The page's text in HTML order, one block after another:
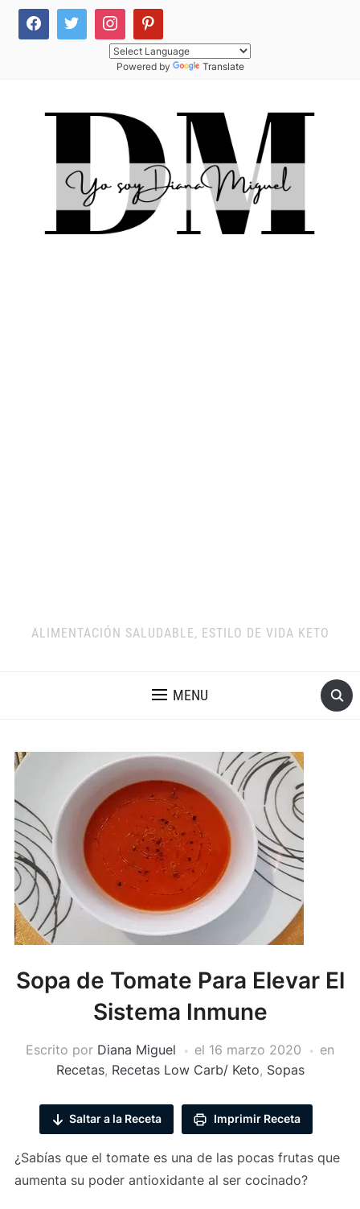
Powered by Translate
ALIMENTACIÓN SALUDABLE, ESTILO DE VIDA KETO
MENU
Sopa de Tomate Para Elevar El
Sistema Inmune
Escrito por Diana Miguel el 16 marzo 2020
en
Recetas, Recetas Low Carb/ Keto, Sopas
Saltar a la Receta Imprimir Receta
¿Sabías que el tomate es una de las pocas frutas que
aumenta su poder antioxidante al ser cocinado?